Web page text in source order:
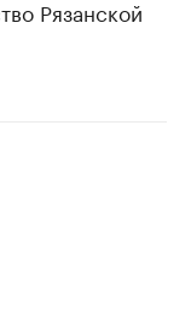
Рязанской